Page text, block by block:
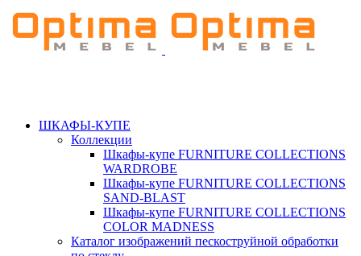
ШКАФЫ-КУПЕ
Коллекции
Шкафы-купе FURNITURE COLLECTIONS
WARDROBE
Шкафы-купе FURNITURE COLLECTIONS
SAND-BLAST
Шкафы-купе FURNITURE COLLECTIONS
COLOR MADNESS
Каталог изображений пескоструйной обработки